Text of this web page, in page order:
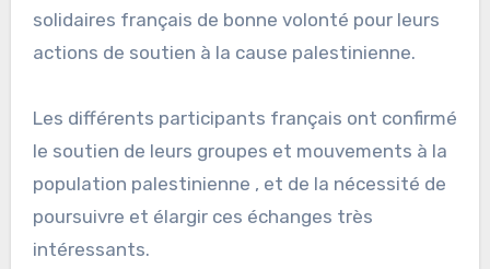
solidaires français de bonne volonté pour leurs
actions de soutien à la cause palestinienne.
Les différents participants français ont confirmé
le soutien de leurs groupes et mouvements à la
population palestinienne , et de la nécessité de
poursuivre et élargir ces échanges très
intéressants.